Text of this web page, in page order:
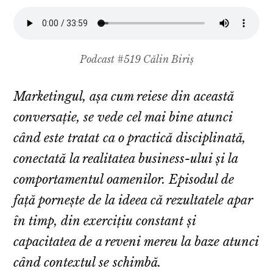
Podcast #519 Călin Biriș
Marketingul, așa cum reiese din această
conversație, se vede cel mai bine atunci
când este tratat ca o practică disciplinată,
conectată la realitatea business-ului și la
comportamentul oamenilor. Episodul de
față pornește de la ideea că rezultatele apar
în timp, din exercițiu constant și
capacitatea de a reveni mereu la baze atunci
când contextul se schimbă.